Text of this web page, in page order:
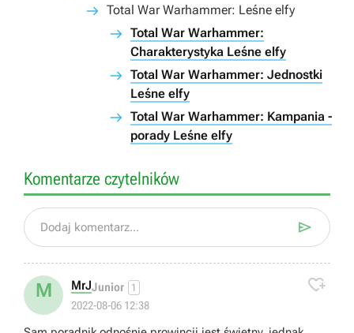
Total War Warhammer: Leśne elfy
Total War Warhammer:
Charakterystyka Leśne elfy
Total War Warhammer: Jednostki
Leśne elfy
Total War Warhammer: Kampania -
porady Leśne elfy
Komentarze czytelników
Dodaj komentarz... 
M MrJJunior 1
2022-08-06 12:38
